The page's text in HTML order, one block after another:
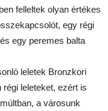
felleltek olyan értékes
egy régi
egy peremes balta
leletek Bronzkori
leleteket, ezért is
a városunk